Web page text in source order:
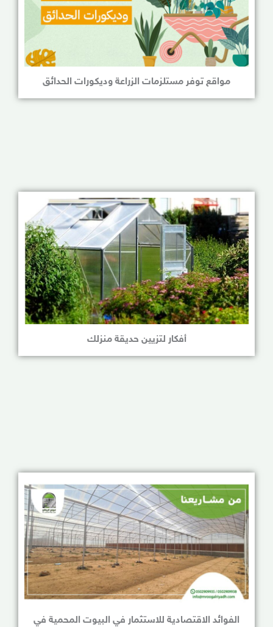
مواقع توفر مستلزمات الزراعة وديكورات الحدائق
أفكار لتزيين حديقة منزلك
الفوائد الاقتصادية للاستثمار في البيوت المحمية في